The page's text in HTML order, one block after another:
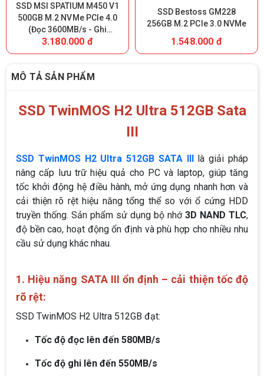
SSD MSI SPATIUM M450 V1
500GB M.2 NVMe PCIe 4.0
(Đọc 3600MB/s - Ghi
2300MB/s)
3.180.000 đ
SSD Bestoss GM228
256GB M.2 PCIe 3.0 NVMe
1.548.000 đ
MÔ TẢ SẢN PHẨM
SSD TwinMOS H2 Ultra 512GB Sata
III
SSD TwinMOS H2 Ultra 512GB SATA III
là giải pháp
nâng cấp lưu trữ hiệu quả cho PC và laptop, giúp tăng
tốc khởi động hệ điều hành, mở ứng dụng nhanh hơn và
cải thiện rõ rệt hiệu năng tổng thể so với ổ cứng HDD
truyền thống. Sản phẩm sử dụng bộ nhớ 3D NAND TLC,
độ bền cao, hoạt động ổn định và phù hợp cho nhiều nhu
cầu sử dụng khác nhau.
1. Hiệu năng SATA III ổn định – cải thiện tốc độ
rõ rệt:
SSD TwinMOS H2 Ultra 512GB đạt:
Tốc độ đọc lên đến 580MB/s
Tốc độ ghi lên đến 550MB/s